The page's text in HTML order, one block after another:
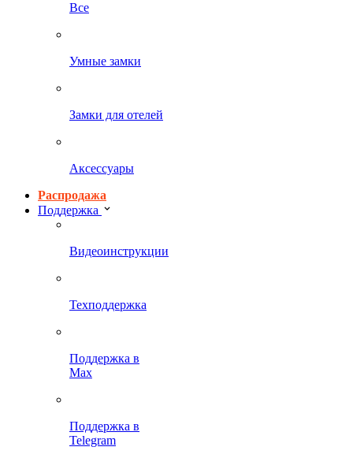
Все
Умные замки
Замки для отелей
Аксессуары
Распродажа
Поддержка
Видеоинструкции
Техподдержка
Поддержка в
Max
Поддержка в
Telegram